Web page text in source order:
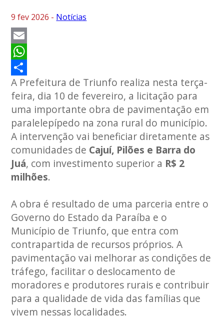
9 fev 2026 - Notícias
Email
WhatsApp
Share
A Prefeitura de Triunfo realiza nesta terça-
feira, dia 10 de fevereiro, a licitação para
uma importante obra de pavimentação em
paralelepípedo na zona rural do município.
A intervenção vai beneficiar diretamente as
comunidades de Cajuí, Pilões e Barra do
Juá, com investimento superior a R$ 2
milhões.
A obra é resultado de uma parceria entre o
Governo do Estado da Paraíba e o
Município de Triunfo, que entra com
contrapartida de recursos próprios. A
pavimentação vai melhorar as condições de
tráfego, facilitar o deslocamento de
moradores e produtores rurais e contribuir
para a qualidade de vida das famílias que
vivem nessas localidades.